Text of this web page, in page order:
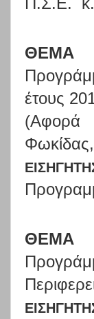
ΘΕΜΑ
έτους
(Αφορά
ΘΕΜΑ